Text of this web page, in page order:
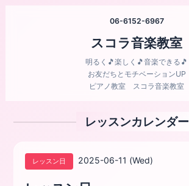
06-6152-6967
スコラ音楽教室
明るく🎵楽しく🎵音楽できる🎵
お友だちとモチベーションUP
ピアノ教室 スコラ音楽教室
レッスンカレンダー
レッスン日 2025-06-11 (Wed)